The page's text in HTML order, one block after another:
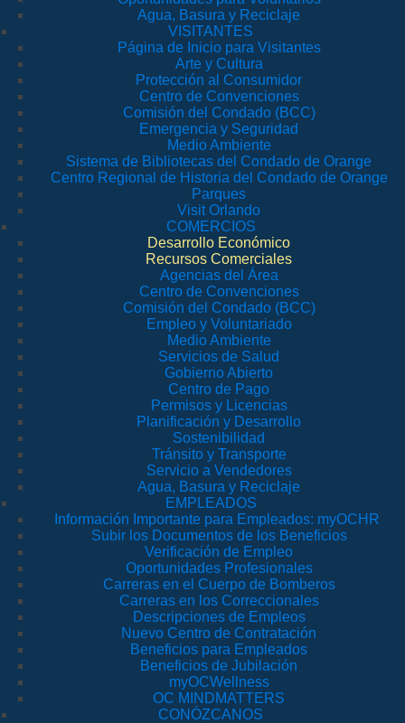
Agua, Basura y Reciclaje
VISITANTES
Página de Inicio para Visitantes
Arte y Cultura
Protección al Consumidor
Centro de Convenciones
Comisión del Condado (BCC)
Emergencia y Seguridad
Medio Ambiente
Sistema de Bibliotecas del Condado de Orange
Centro Regional de Historia del Condado de Orange
Parques
Visit Orlando
COMERCIOS
Desarrollo Económico
Recursos Comerciales
Agencias del Área
Centro de Convenciones
Comisión del Condado (BCC)
Empleo y Voluntariado
Medio Ambiente
Servicios de Salud
Gobierno Abierto
Centro de Pago
Permisos y Licencias
Planificación y Desarrollo
Sostenibilidad
Tránsito y Transporte
Servicio a Vendedores
Agua, Basura y Reciclaje
EMPLEADOS
Información Importante para Empleados: myOCHR
Subir los Documentos de los Beneficios
Verificación de Empleo
Oportunidades Profesionales
Carreras en el Cuerpo de Bomberos
Carreras en los Correccionales
Descripciones de Empleos
Nuevo Centro de Contratación
Beneficios para Empleados
Beneficios de Jubilación
myOCWellness
OC MINDMATTERS
CONÓZCANOS